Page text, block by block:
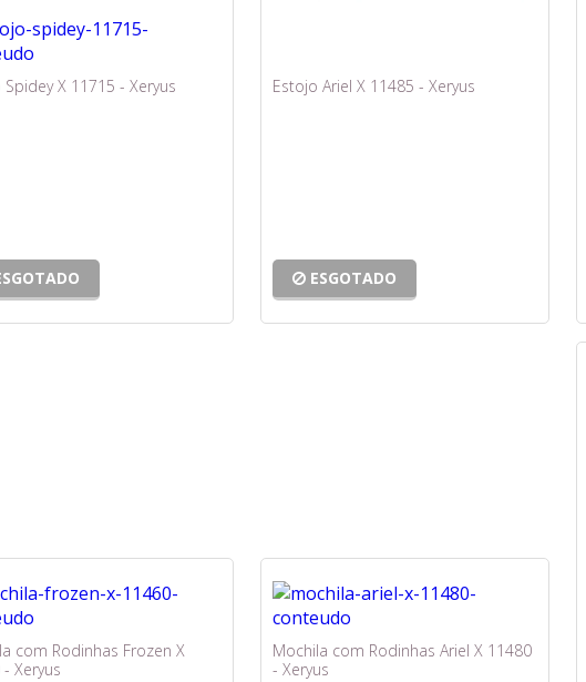
X 11715 - Xeryus Estojo Ariel X 11485 - Xeryus
ESGOTADO
com Rodinhas Frozen X
Xeryus
Mochila com Rodinhas Ariel X 11480
- Xeryus